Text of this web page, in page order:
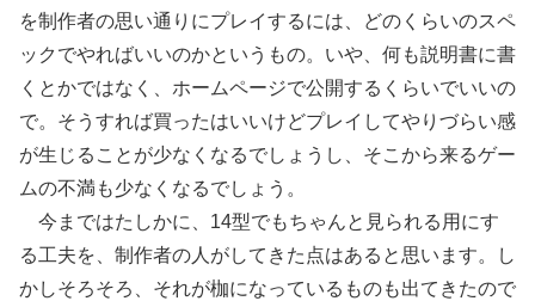
を制作者の思い通りにプレイするには、どのくらいのスペ
ックでやればいいのかというもの。いや、何も説明書に書
くとかではなく、ホームページで公開するくらいでいいの
で。そうすれば買ったはいいけどプレイしてやりづらい感
が生じることが少なくなるでしょうし、そこから来るゲー
ムの不満も少なくなるでしょう。
今まではたしかに、14型でもちゃんと見られる用にす
る工夫を、制作者の人がしてきた点はあると思います。し
かしそろそろ、それが枷になっているものも出てきたので